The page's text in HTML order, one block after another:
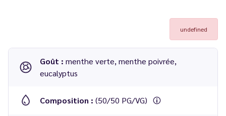
undefined
Goût : menthe verte, menthe poivrée,
eucalyptus
Composition : (50/50 PG/VG)